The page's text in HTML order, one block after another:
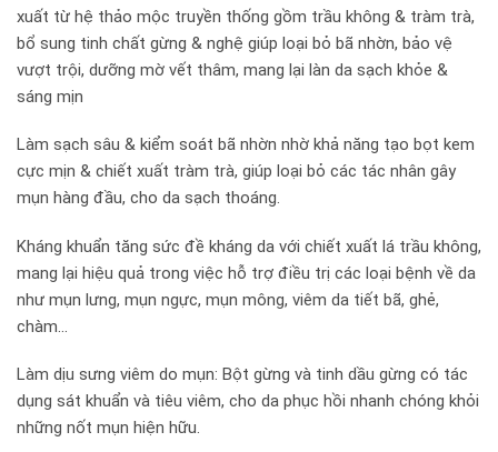
xuất từ hệ thảo mộc truyền thống gồm trầu không & tràm trà,
bổ sung tinh chất gừng & nghệ giúp loại bỏ bã nhờn, bảo vệ
vượt trội, dưỡng mờ vết thâm, mang lại làn da sạch khỏe &
sáng mịn
Làm sạch sâu & kiểm soát bã nhờn nhờ khả năng tạo bọt kem
cực mịn & chiết xuất tràm trà, giúp loại bỏ các tác nhân gây
mụn hàng đầu, cho da sạch thoáng.
Kháng khuẩn tăng sức đề kháng da với chiết xuất lá trầu không,
mang lại hiệu quả trong việc hỗ trợ điều trị các loại bệnh về da
như mụn lưng, mụn ngực, mụn mông, viêm da tiết bã, ghẻ,
chàm…
Làm dịu sưng viêm do mụn: Bột gừng và tinh dầu gừng có tác
dụng sát khuẩn và tiêu viêm, cho da phục hồi nhanh chóng khỏi
những nốt mụn hiện hữu.